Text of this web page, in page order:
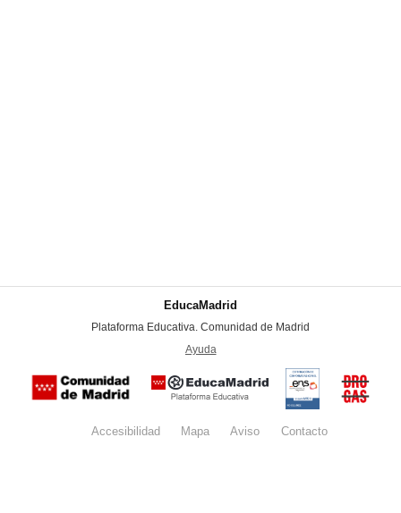
EducaMadrid
Plataforma Educativa. Comunidad de Madrid
Ayuda
Certificación
conformidad
con el
Nacional de
Seguridad
del
Accesibilidad Mapa Aviso legalContacto